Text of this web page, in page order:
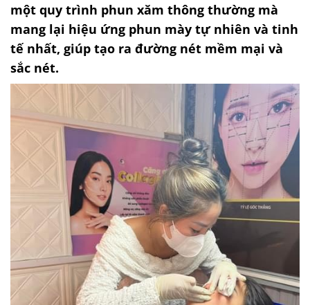
một quy trình phun xăm thông thường mà
mang lại hiệu ứng phun mày tự nhiên và tinh
tế nhất, giúp tạo ra đường nét mềm mại và
sắc nét.